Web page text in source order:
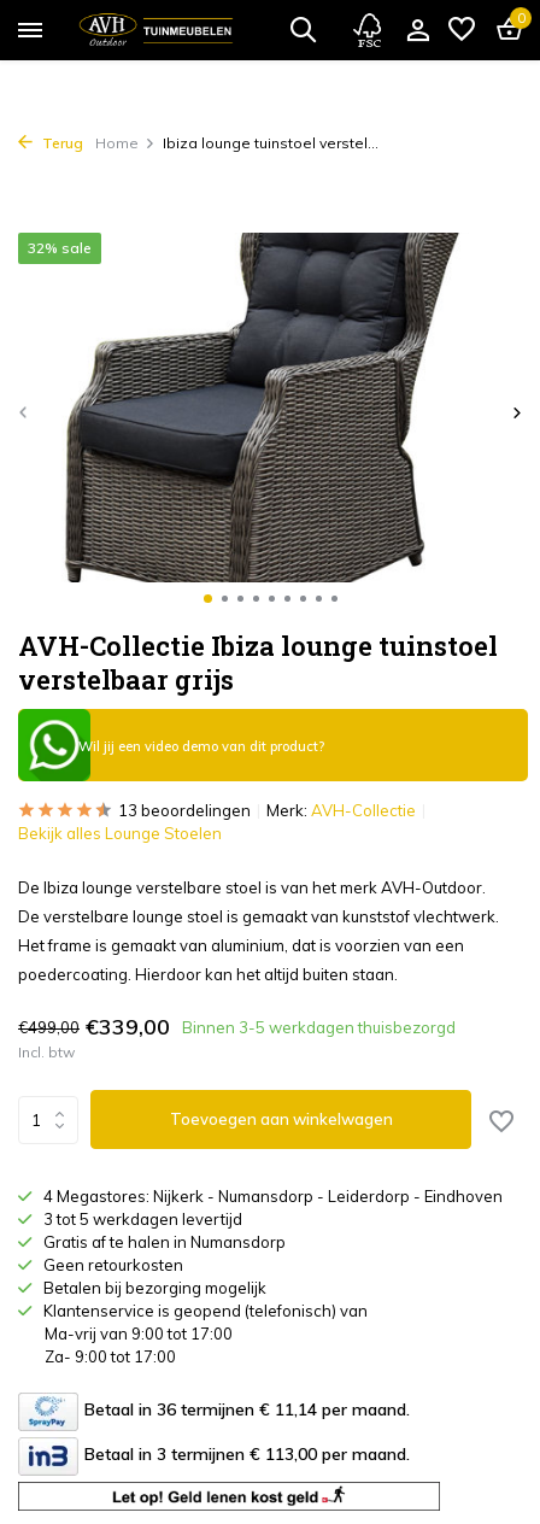
0
Terug Home Ibiza lounge tuinstoel verstel...
AVH-Collectie Ibiza lounge tuinstoel
verstelbaar grijs
32% sale
Wil jij een video demo van dit product?
13 beoordelingen Merk: AVH-Collectie
Bekijk alles Lounge Stoelen
De Ibiza lounge verstelbare stoel is van het merk AVH-Outdoor.
De verstelbare lounge stoel is gemaakt van kunststof vlechtwerk.
Het frame is gemaakt van aluminium, dat is voorzien van een
poedercoating. Hierdoor kan het altijd buiten staan.
€499,00 €339,00 Binnen 3-5 werkdagen thuisbezorgd
Incl. btw
Toevoegen aan winkelwagen
4 Megastores: Nijkerk - Numansdorp - Leiderdorp - Eindhoven
3 tot 5 werkdagen levertijd
Gratis af te halen in Numansdorp
Geen retourkosten
Betalen bij bezorging mogelijk
Klantenservice is geopend (telefonisch) van
Ma-vrij van 9:00 tot 17:00
Za- 9:00 tot 17:00
Betaal in 36 termijnen € 11,14 per maand.
Betaal in 3 termijnen € 113,00 per maand.